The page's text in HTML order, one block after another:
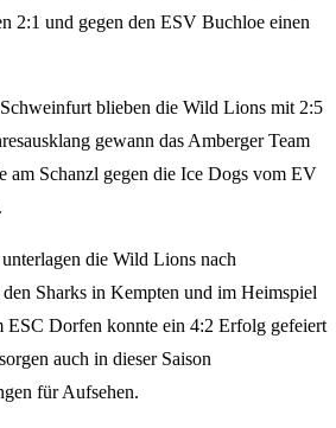
2:1 und gegen den ESV Buchloe einen
blieben die Wild Lions mit 2:5
gewann das Amberger Team
am Schanzl gegen die Ice Dogs vom EV
die Wild Lions nach
Sharks in Kempten und im Heimspiel
ESC Dorfen konnte ein 4:2 Erfolg gefeiert
auch in dieser Saison
für Aufsehen.